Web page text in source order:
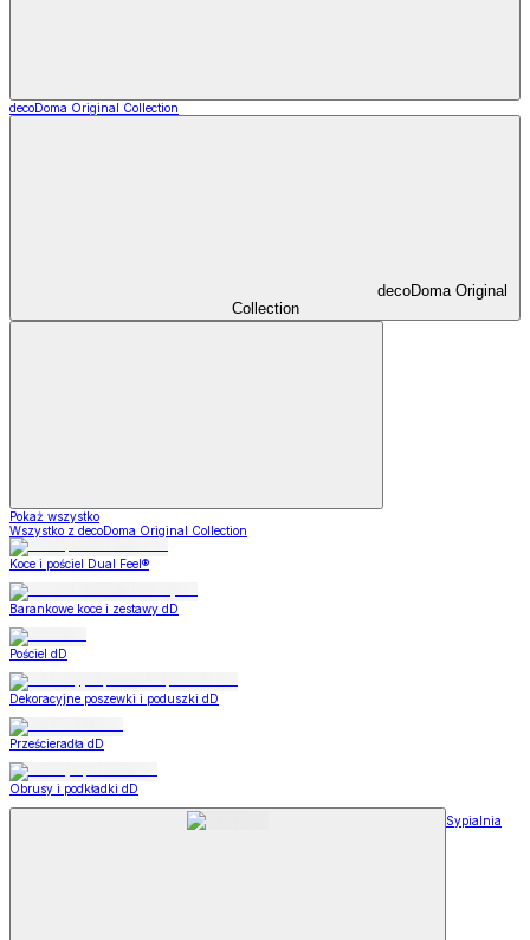
decoDoma Original Collection
decoDoma Original
Collection
Pokaż wszystko
Wszystko z decoDoma Original Collection
Koce i pościel Dual Feel®
Barankowe koce i zestawy dD
Pościel dD
Dekoracyjne poszewki i poduszki dD
Prześcieradła dD
Obrusy i podkładki dD
Sypialnia